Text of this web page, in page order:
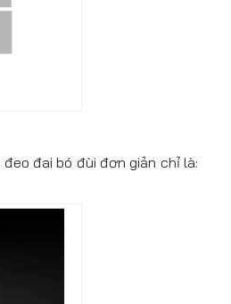
đai bó đùi đơn giản chỉ là: